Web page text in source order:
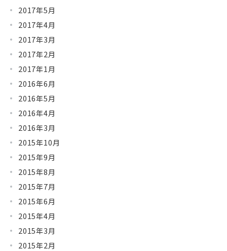
2017年5月
2017年4月
2017年3月
2017年2月
2017年1月
2016年6月
2016年5月
2016年4月
2016年3月
2015年10月
2015年9月
2015年8月
2015年7月
2015年6月
2015年4月
2015年3月
2015年2月